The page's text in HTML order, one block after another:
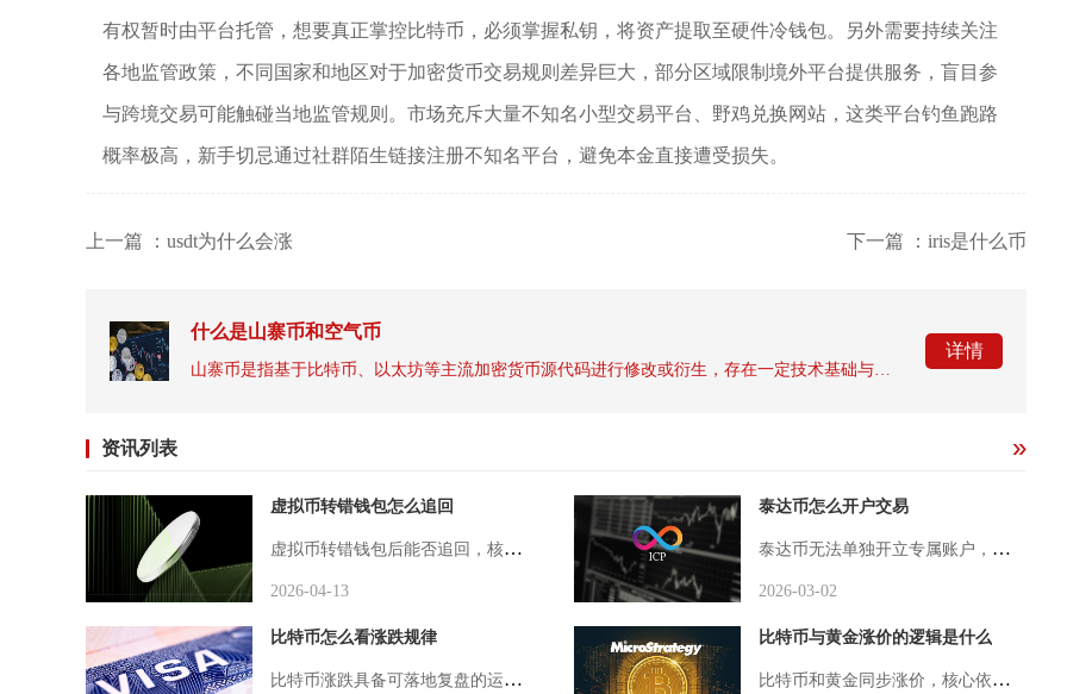
有权暂时由平台托管，想要真正掌控比特币，必须掌握私钥，将资产提取至硬件冷钱包。另外需要持续关注
各地监管政策，不同国家和地区对于加密货币交易规则差异巨大，部分区域限制境外平台提供服务，盲目参
与跨境交易可能触碰当地监管规则。市场充斥大量不知名小型交易平台、野鸡兑换网站，这类平台钓鱼跑路
概率极高，新手切忌通过社群陌生链接注册不知名平台，避免本金直接遭受损失。
上一篇 ：usdt为什么会涨 下一篇 ：iris是什么币
什么是山寨币和空气币
山寨币是指基于比特币、以太坊等主流加密货币源代码进行修改或衍生，存在一定技术基础与应用构想，但市场认可度、市值与流动性均较低的非主流加密货币；空气币则是无任何真实技术、产品、应用场景与团队支撑，完全依靠虚假宣传与炒作进行圈钱的骗局类代币。山寨币的诞生源于比特币开源代码的可复制性，早期如莱特币，通过修改比特币的挖矿算法、区块生成时间与发行总量等参数，形成了具备一定差异化的币种。发展至今，山寨币范围已覆盖除比特币、以太坊外的绝大多数加密货币，涵盖公链代币、隐私币、DeFi代币、M
详情
资讯列表
虚拟币转错钱包怎么追回
虚拟币转错钱包后能否追回，核心取决于接收地址类型与转账网络是否匹配，转至中心化交易所地址且资料齐全时追回成功率较高，转至陌生个人地址或不兼容公链则基本无法强制找回，只能依靠对方自愿返还或平台人工捞币。出现转错后第一时间要停止重复操作，避免因二次转账扩大损失，同时完整留存交易凭证，按地址归属分场景执行对应追回步骤，才能最大程度提高挽回概率。发现转错后第一步必须通过对应区块链浏览器核验交易状态与地址信息，复制交易哈希TxID在Etherscan、BscScan、Tronscan等
2026-04-13
泰达币怎么开户交易
泰达币无法单独开立专属账户，想要完成泰达币开户与交易，核心流程为选择合规头部加密货币交易所完成账号注册、身份核验，再通过法币P2P交易、快捷买币、币币兑换三种主流方式买入USDT，后续可在现货、合约板块开展交易，全程必须依托正规交易平台，不...
2026-03-02
比特币怎么看涨跌规律
比特币涨跌具备可落地复盘的运行规律，长期走势锚定四年减半供需周期，中期由全球宏观流动性主导，短期受资金筹码与市场情绪左右，叠加季节性波动规律可细化行情拐点判断，结合链上数据、ETF资金流向能大幅提升涨跌预判准确率。四年区块奖励减半是比特币最核心的涨跌底层规律，比特币代码固定总量2100万枚，每产出21万区块便会减半矿工挖矿奖励，直接压缩市场新增流通筹码，历史四轮完整周期里，减半落地后市场经过数月消化，需求逐步超过增量供给，进而催生一轮大级别牛市行情，牛市见顶后普遍开启深度回撤
比特币与黄金涨价的逻辑是什么
比特币和黄金同步涨价，核心依托稀缺资产抗法币贬值的底层共性，叠加全球流动性周期、避险需求抬升、机构资金规模化配置三类核心逻辑，只是二者在供需结构、价格催化细节上存在明显差异，这也是同周期涨价但涨跌幅度时常分化的关键原因。稀缺性与非主权计价是两类资产同步受益于通胀环境的根基，黄金受全球矿产开采产能约束，每年实物新增供给增速长期维持低位，矿产开采成本逐年抬升进一步锁住价格底部，各国央行持续常态化购金优化储备结构，持续从需求端托举金价上行；比特币总量永久锁定2100万枚，依靠四年一